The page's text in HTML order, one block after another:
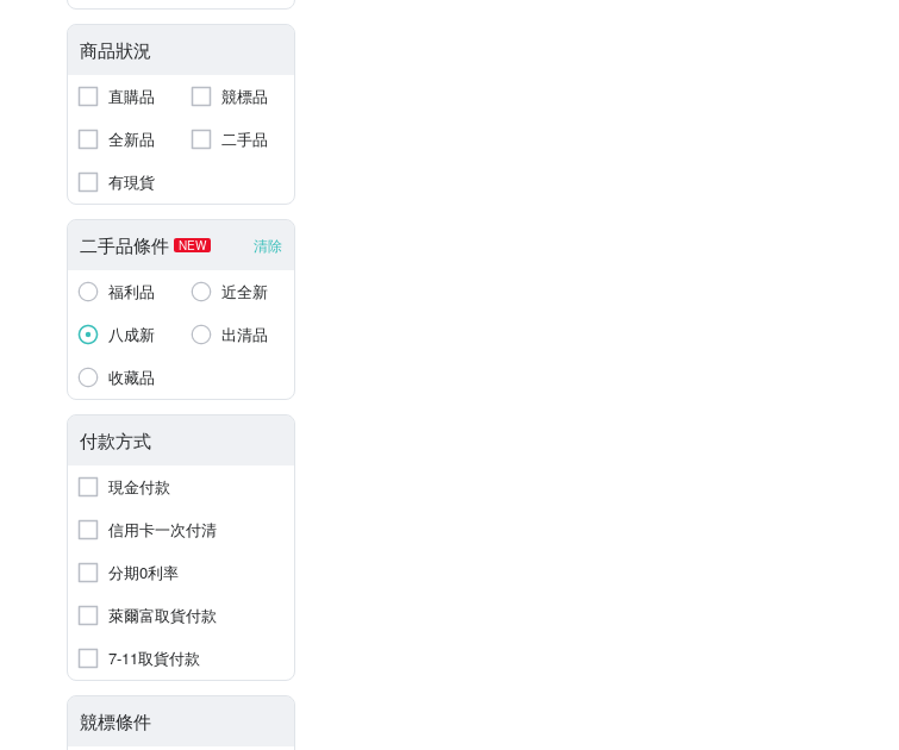
商品狀況
直購品
競標品
全新品
二手品
有現貨
二手品條件 NEW 清除
福利品
近全新
八成新
出清品
收藏品
付款方式
現金付款
信用卡一次付清
分期0利率
萊爾富取貨付款
7-11取貨付款
競標條件